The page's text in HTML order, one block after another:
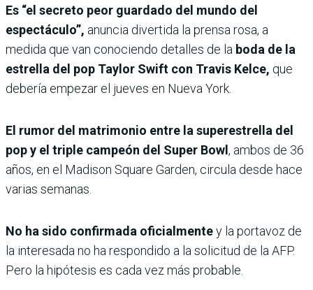
Es “el secreto peor guardado del mundo del
espectáculo”, anuncia divertida la prensa rosa, a
medida que van conociendo detalles de la boda de la
estrella del pop Taylor Swift con Travis Kelce, que
debería empezar el jueves en Nueva York.
El rumor del matrimonio entre la superestrella del
pop y el triple campeón del Super Bowl, ambos de 36
años, en el Madison Square Garden, circula desde hace
varias semanas.
No ha sido confirmada oficialmentey la portavoz de
la interesada no ha respondido a la solicitud de la AFP.
Pero la hipótesis es cada vez más probable.